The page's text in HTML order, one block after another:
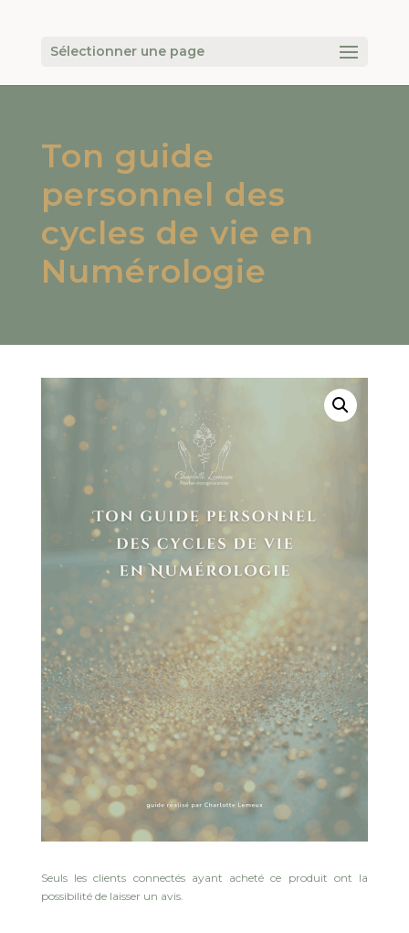
Sélectionner une page
Ton guide
personnel des
cycles de vie en
Numérologie
Seuls les clients connectés ayant acheté ce produit ont la
possibilité de laisser un avis.